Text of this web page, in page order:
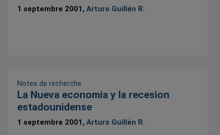
1 septembre 2001,Arturo Guillén R.
Notes de recherche
La Nueva economia y la recesion
estadounidense
1 septembre 2001,Arturo Guillén R.